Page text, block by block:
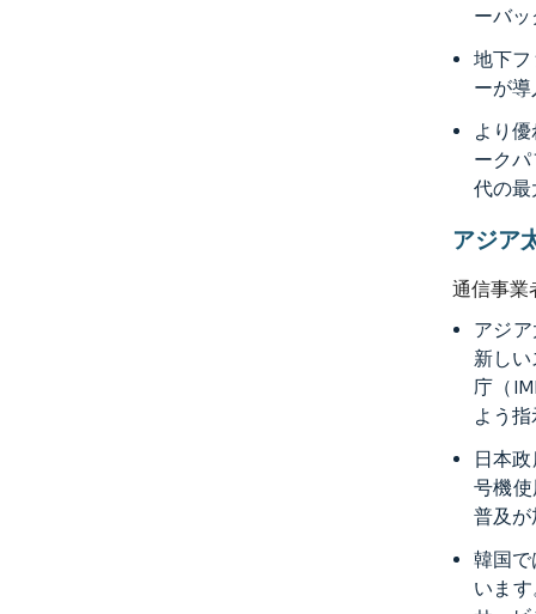
ーバッ
地下
ーが
より
ーク
代の最
アジア
通信事業
アジ
新し
庁（
よう指
日本
号機
普及が
韓国で
いま